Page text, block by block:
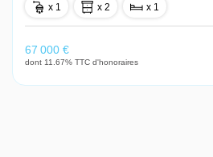
x 1 x 2 x 1
67 000 €
dont 11.67% TTC d'honoraires